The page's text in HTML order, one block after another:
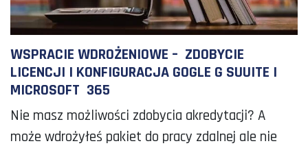
WSPRACIE WDROŻENIOWE – ZDOBYCIE
LICENCJI I KONFIGURACJA GOGLE G SUUITE I
MICROSOFT 365
Nie masz możliwości zdobycia akredytacji? A
może wdrożyłeś pakiet do pracy zdalnej ale nie